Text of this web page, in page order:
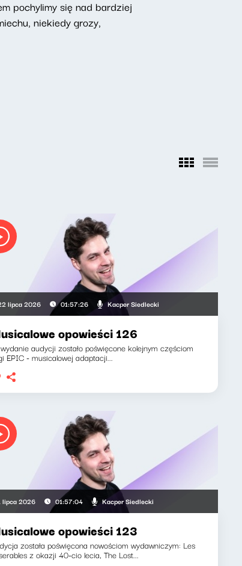
pochylimy się nad bardziej
niekiedy grozy,
lipca 2026 01:57:26 Kacper Siedlecki
opowieści 126
audycji zostało poświęcone kolejnym częściom
EPIC - musicalowej adaptacji...
lipca 2026 01:57:04 Kacper Siedlecki
opowieści 123
została poświęcona nowościom wydawniczym: Les
z okazji 40-cio lecia, The Lost...